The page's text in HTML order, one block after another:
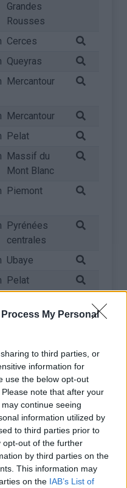
Process My Personal
to third parties, or
information for
use the below opt-out
note that after your
continue seeing
information utilized by
to third parties prior to
opt-out of the further
by third parties on the
This information may
on the IAB’s List of
Grandes
Rousses
Cerces
Queyras
Mercantour
Mercantour
Pelat
Massif du
Mont Blanc
Piemont
Pyrénées
centrales
Ubaye
Pelat
Mont Cenis
Grandes
Rousses
Arves et
Grandes
Rousses
Piemont
Vanoise